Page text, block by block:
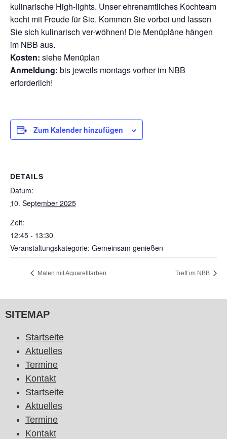
kulinarische High-lights. Unser ehrenamtliches Kochteam
kocht mit Freude für Sie. Kommen Sie vorbei und lassen
Sie sich kulinarisch ver-wöhnen! Die Menüpläne hängen
im NBB aus.
Kosten: siehe Menüplan
Anmeldung: bis jeweils montags vorher im NBB
erforderlich!
Zum Kalender hinzufügen
DETAILS
Datum:
10. September 2025
Zeit:
12:45 - 13:30
Veranstaltungskategorie: Gemeinsam genießen
Malen mit Aquarellfarben Treff im NBB
SITEMAP
Startseite
Aktuelles
Termine
Kontakt
Startseite
Aktuelles
Termine
Kontakt